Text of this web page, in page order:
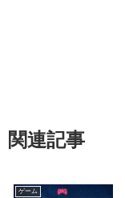
関連記事
ゲーム